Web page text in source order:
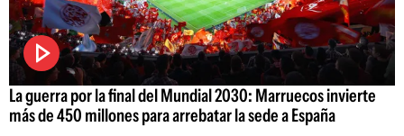
La guerra por la final del Mundial 2030: Marruecos invierte
más de 450 millones para arrebatar la sede a España